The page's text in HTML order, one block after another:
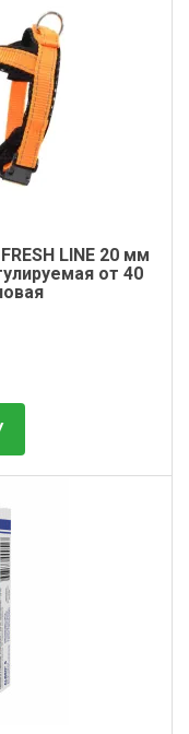
LINE 20 мм
от 40